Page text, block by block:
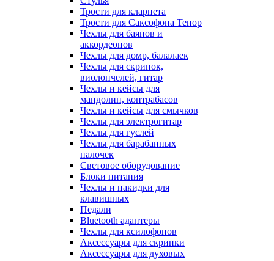
Трости для кларнета
Трости для Саксофона Тенор
Чехлы для баянов и
аккордеонов
Чехлы для домр, балалаек
Чехлы для скрипок,
виолончелей, гитар
Чехлы и кейсы для
мандолин, контрабасов
Чехлы и кейсы для смычков
Чехлы для электрогитар
Чехлы для гуслей
Чехлы для барабанных
палочек
Световое оборудование
Блоки питания
Чехлы и накидки для
клавишных
Педали
Bluetooth адаптеры
Чехлы для ксилофонов
Аксессуары для скрипки
Аксессуары для духовых